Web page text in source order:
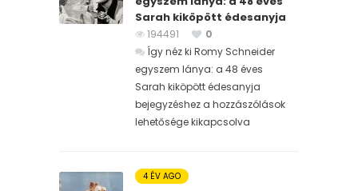
Sarah kiköpött édesanyja
194491
0
Így néz ki Romy Schneider
egyszem lánya: a 48 éves
Sarah kiköpött édesanyja
bejegyzéshez a hozzászólások
lehetősége kikapcsolva
4 ÉV AGO